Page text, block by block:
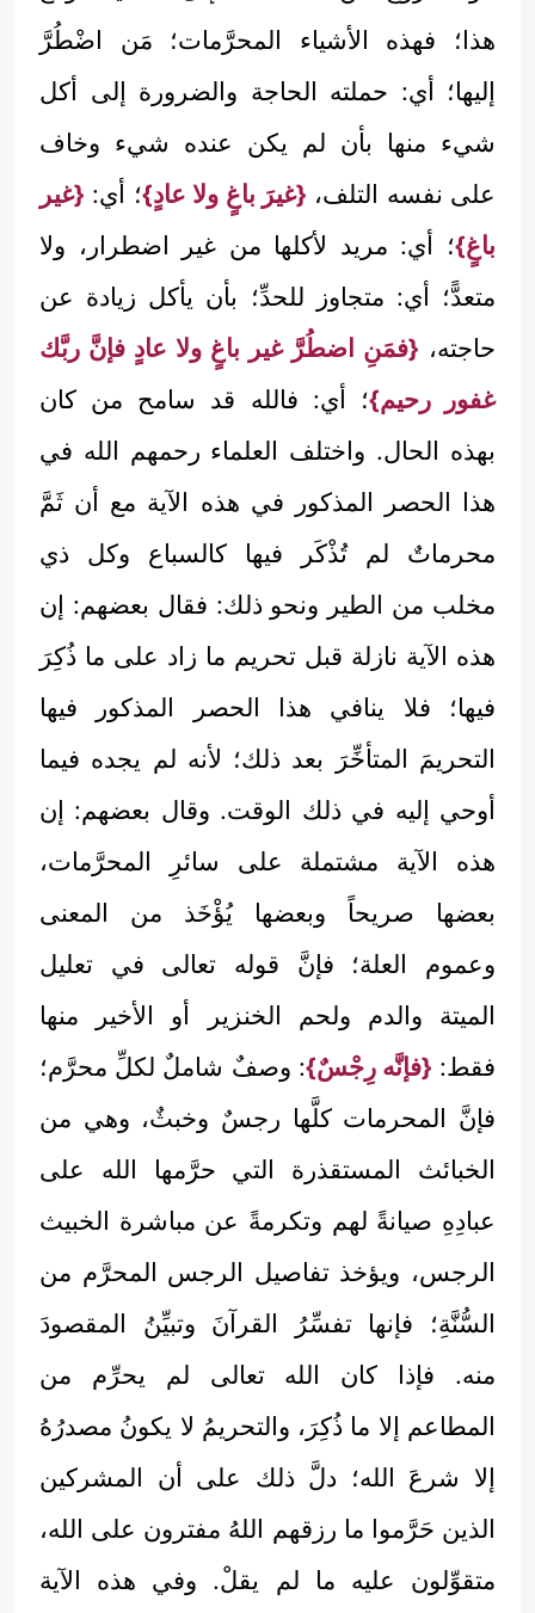
هذا؛ فهذه الأشياء المحرَّمات؛ مَن اضْطُرَّ
إليها؛ أي: حملته الحاجة والضرورة إلى أكل
شيء منها بأن لم يكن عنده شيء وخاف
على نفسه التلف، {غيرَ باغٍ ولا عادٍ}؛ أي: {غير
باغٍ}؛ أي: مريد لأكلها من غير اضطرار، ولا
متعدًّ؛ أي: متجاوز للحدِّ؛ بأن يأكل زيادة عن
حاجته، {فمَنِ اضطُرَّ غير باغٍ ولا عادٍ فإنَّ ربَّك
غفور رحيم}؛ أي: فالله قد سامح من كان
بهذه الحال. واختلف العلماء رحمهم الله في
هذا الحصر المذكور في هذه الآية مع أن ثَمَّ
محرماتٌ لم تُذْكَر فيها كالسباع وكل ذي
مخلب من الطير ونحو ذلك: فقال بعضهم: إن
هذه الآية نازلة قبل تحريم ما زاد على ما ذُكِرَ
فيها؛ فلا ينافي هذا الحصر المذكور فيها
التحريمَ المتأخِّرَ بعد ذلك؛ لأنه لم يجده فيما
أوحي إليه في ذلك الوقت. وقال بعضهم: إن
هذه الآية مشتملة على سائرِ المحرَّمات،
بعضها صريحاً وبعضها يُؤْخَذ من المعنى
وعموم العلة؛ فإنَّ قوله تعالى في تعليل
الميتة والدم ولحم الخنزير أو الأخير منها
فقط: {فإنَّه رِجْسٌ}: وصفٌ شاملٌ لكلِّ محرَّم؛
فإنَّ المحرمات كلَّها رجسٌ وخبثٌ، وهي من
الخبائث المستقذرة التي حرَّمها الله على
عبادِهِ صيانةً لهم وتكرمةً عن مباشرة الخبيث
الرجس، ويؤخذ تفاصيل الرجس المحرَّم من
السُّنَّةِ؛ فإنها تفسِّرُ القرآنَ وتبيِّنُ المقصودَ
منه. فإذا كان الله تعالى لم يحرِّم من
المطاعم إلا ما ذُكِرَ، والتحريمُ لا يكونُ مصدرُهُ
إلا شرعَ الله؛ دلَّ ذلك على أن المشركين
الذين حَرَّموا ما رزقهم اللهُ مفترون على الله،
متقوِّلون عليه ما لم يقلْ. وفي هذه الآية